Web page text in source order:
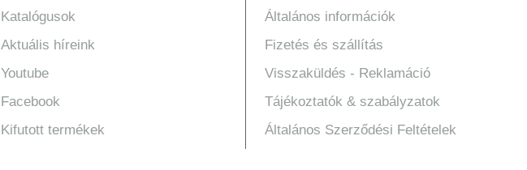
Katalógusok
Aktuális híreink
Youtube
Facebook
Kifutott termékek
Általános információk
Fizetés és szállítás
Visszaküldés - Reklamáció
Tájékoztatók & szabályzatok
Általános Szerződési Feltételek